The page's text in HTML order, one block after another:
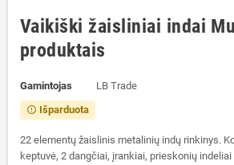
Vaikiški žaisliniai indai
produktais
Gamintojas LB Trade
error_outline Išparduota
22 elementų žaislinis metalinių indų rinkinys.
keptuvė, 2 dangčiai, įrankiai, prieskonių